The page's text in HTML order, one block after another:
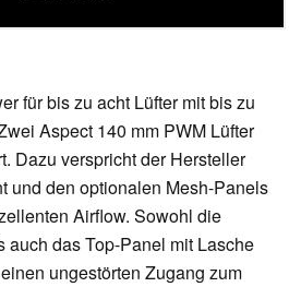
für bis zu acht Lüfter mit bis zu
Aspect 140 mm PWM Lüfter
Dazu verspricht der Hersteller
und den optionalen Mesh-Panels
Airflow. Sowohl die
auch das Top-Panel mit Lasche
ungestörten Zugang zum